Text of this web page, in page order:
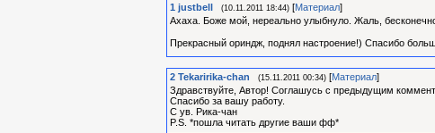
1 justbell (10.11.2011 18:44) [Материал]
Ахаха. Боже мой, нереально улыбнуло. Жаль,
Прекрасный ориндж, поднял настроение!) Спасибо
2 Tekaririka-chan (15.11.2011 00:34) [Материал]
Здравствуйте, Автор! Соглашусь с предыдущим
Спасибо за вашу работу.
С ув. Рика-чан
P.S. *пошла читать другие ваши фф*